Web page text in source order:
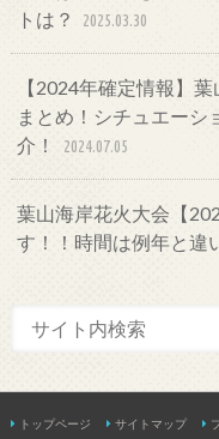
トは？
2025.03.30
【2024年確定情報】
まとめ！シチュエーシ
介！
2024.07.05
葉山海岸花火大会【
す！！時間は例年と違
トップページ サイトマップ